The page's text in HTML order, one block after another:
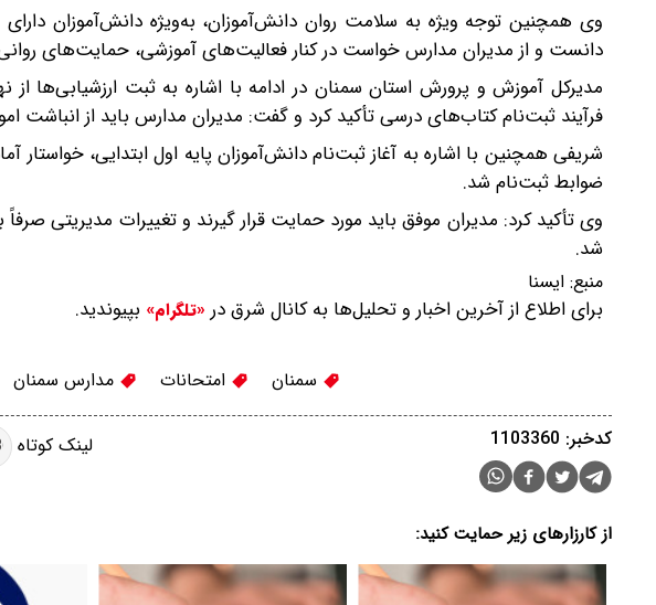
وی همچنین توجه ویژه به سلامت روان دانش‌آموزان، به‌ویژه دانش‌آموزان
دانست و از مدیران مدارس خواست در کنار فعالیت‌های آموزشی، حمایت‌های روانی
مدیرکل آموزش و پرورش استان سمنان در ادامه با اشاره به ثبت ارزشیابی‌ها
فرآیند ثبت‌نام کتاب‌های درسی تأکید کرد و گفت: مدیران مدارس باید از انباشت
شریفی همچنین با اشاره به آغاز ثبت‌نام دانش‌آموزان پایه اول ابتدایی،
ضوابط ثبت‌نام شد.
وی تأکید کرد: مدیران موفق باید مورد حمایت قرار گیرند و تغییرات مدیریتی
شد.
منبع: ايسنا
برای اطلاع از آخرین اخبار و تحلیل‌ها به کانال شرق در «تلگرام» بپیوندید.
سمنان امتحانات مدارس سمنان
لینک کوتاه کدخبر: 1103360
از کارزارهای زیر حمایت کنید: